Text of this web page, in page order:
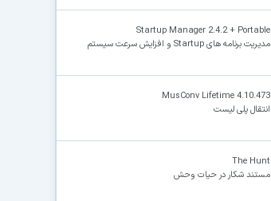
Startup Manager 2.4.2 + Portable
مدیریت برنامه های Startup و افزایش سرعت سیستم
MusConv Lifetime 4.10.473
انتقال پلی لیست
The Hunt
مستند شکار در حیات وحش